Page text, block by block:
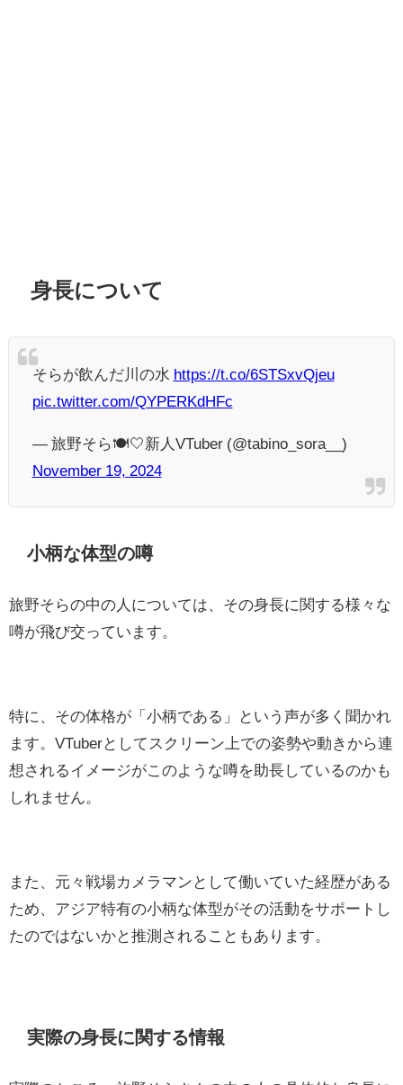
身長について
そらが飲んだ川の水 https://t.co/6STSxvQjeu
pic.twitter.com/QYPERKdHFc
— 旅野そら🍽️‎🤍新人VTuber (@tabino_sora__)
November 19, 2024
小柄な体型の噂
旅野そらの中の人については、その身長に関する様々な
噂が飛び交っています。
特に、その体格が「小柄である」という声が多く聞かれ
ます。VTuberとしてスクリーン上での姿勢や動きから連
想されるイメージがこのような噂を助長しているのかも
しれません。
また、元々戦場カメラマンとして働いていた経歴がある
ため、アジア特有の小柄な体型がその活動をサポートし
たのではないかと推測されることもあります。
実際の身長に関する情報